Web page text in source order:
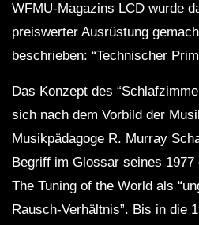
WFMU-Magazins LCD wurde
preiswerter Ausrüstung
beschrieben: “Technischer
Das Konzept des
sich nach dem Vorbild der
Musikpädagoge R. Murray
Begriff im Glossar seines 1977
The Tuning of the World als
Rausch-Verhältnis”. Bis in die